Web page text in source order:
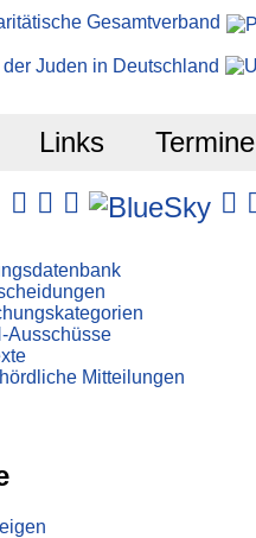
Links Termine
Ausschüsse
Mitteilungen